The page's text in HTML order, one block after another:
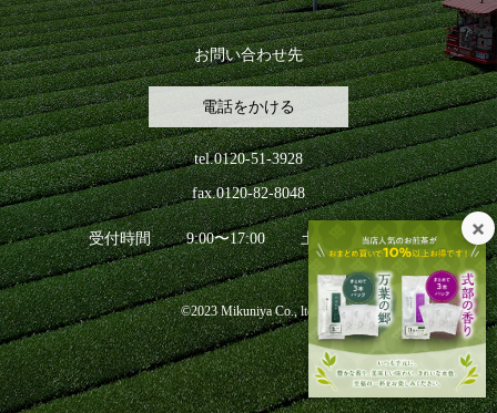
お問い合わせ先
電話をかける
tel.0120-51-3928
fax.0120-82-8048
受付時間 9:00〜17:00 土日祝日を除く
©2023 Mikuniya Co., ltd.